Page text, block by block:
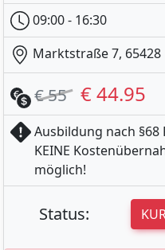
09:00 - 16:30
Marktstraße 7, 65428
€ 55 € 44.95
Ausbildung nach §68
KEINE
möglich!
Status: